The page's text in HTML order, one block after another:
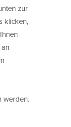
zur
klicken,
werden.